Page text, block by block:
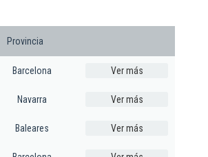
Provincia
Barcelona Ver más
Navarra Ver más
Baleares Ver más